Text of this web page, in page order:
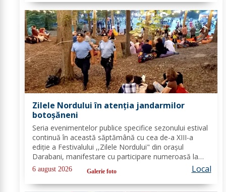
Zilele Nordului în atenția jandarmilor
botoșăneni
Seria evenimentelor publice specifice sezonului estival
continuă în această săptămână cu cea de-a XIII-a
ediție a Festivalului ,,Zilele Nordului" din orașul
Darabani, manifestare cu participare numeroasă la
care Inspectoratul de Jandarmi Județean Botoșani, în
cooperare cu partenerii instituționali,...
6 august 2026 Galerie foto Local